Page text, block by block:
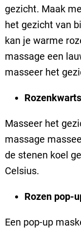
gezicht. Maak
het gezicht van
kan je warme
massage een
masseer het
Masseer het
massage
de stenen koel
Celsius.
Rozen pop-
Een pop-up